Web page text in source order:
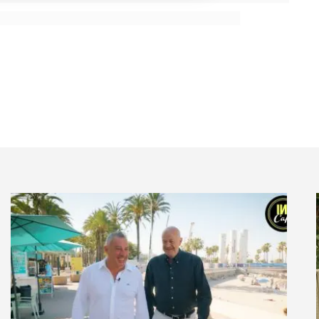
communauté de fans dont ils sont membres, même
de voir la marque intégrer les discussions de ce
tant ces programmes sont des marqueurs culturels et
de parler un langage secret avec les autres
membres de la Gen Y indiquent que ce statut de fan